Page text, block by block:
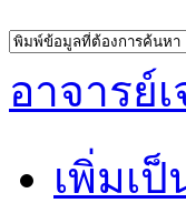
อาจารย์
เพิ่มเ